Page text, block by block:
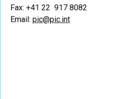
Fax: +41 22 917 8082
Email: pic@pic.int